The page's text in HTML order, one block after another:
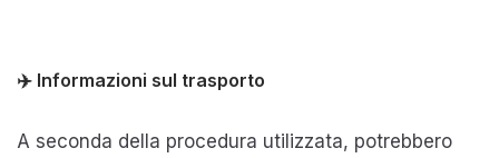
✈️ Informazioni sul trasporto
A seconda della procedura utilizzata, potrebbero